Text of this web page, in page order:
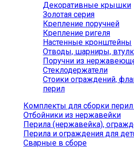
Декоративные крышки
Золотая серия
Крепление поручней
Крепление ригеля
Настенные кронштейны
Отводы, шарниры,
Поручни из
Стеклодержатели
Стоики ограждений,
перил
Комплекты для сборки
Отбойники из нержавейки
Перила (нержавейка),
Перила и ограждения для
Сварные в сборе